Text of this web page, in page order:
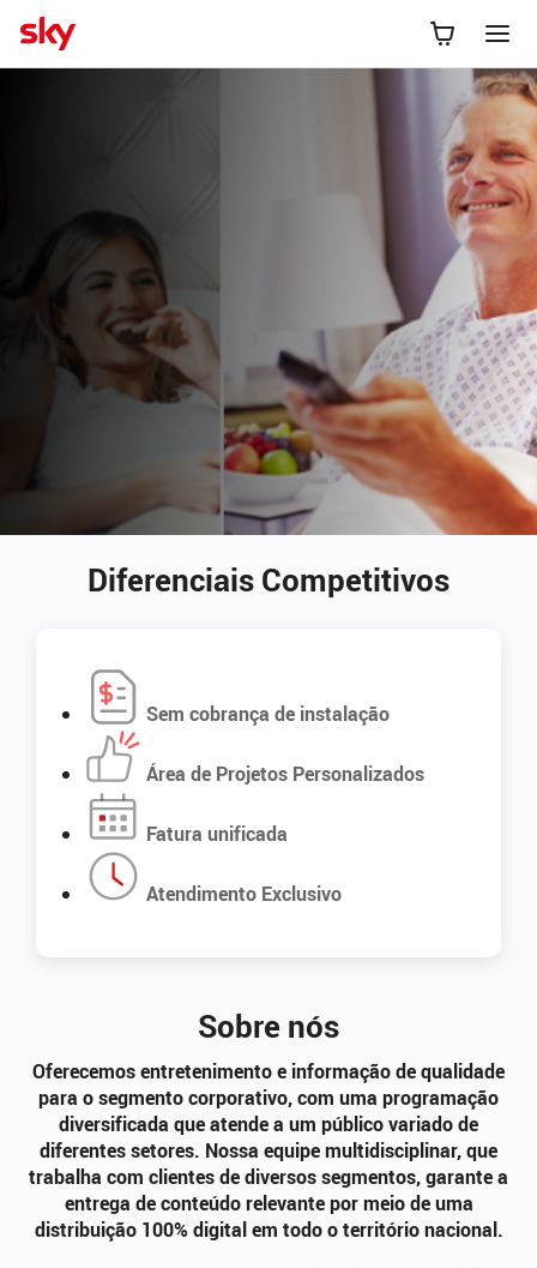
Diferenciais Competitivos
Sem cobrança de instalação
Área de Projetos Personalizados
Fatura unificada
Atendimento Exclusivo
Sobre nós
Oferecemos entretenimento e informação de qualidade
para o segmento corporativo, com uma programação
diversificada que atende a um público variado de
diferentes setores. Nossa equipe multidisciplinar, que
trabalha com clientes de diversos segmentos, garante a
entrega de conteúdo relevante por meio de uma
distribuição 100% digital em todo o território nacional.